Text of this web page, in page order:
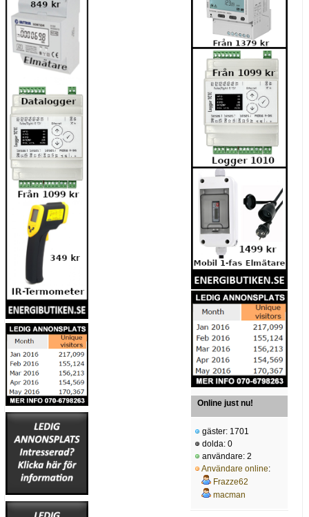
Online just nu!
gäster: 1701
dolda: 0
användare: 2
Användare online:
Frazze62
macman